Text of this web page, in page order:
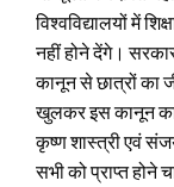
विश्वविद्यालयों में
नहीं होने देंगे।
कानून से छात्रों का
खुलकर इस कानून का
कृष्ण शास्त्री एवं
सभी को प्राप्त होने